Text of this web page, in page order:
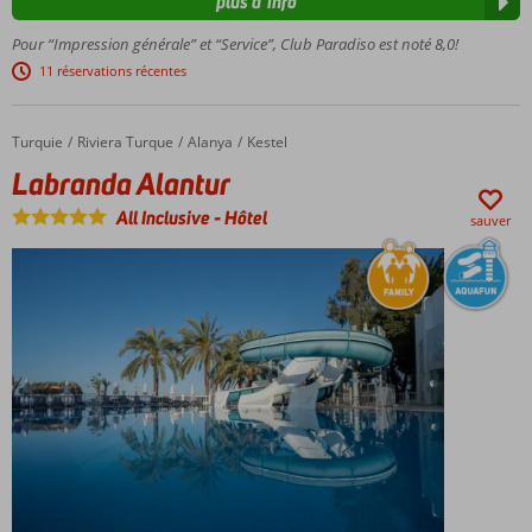
toboggans
Animation
grands
Service
de
navette
des
années
!
Pour “Impression générale” et “Service”, Club Paradiso est noté 8,0!
11 réservations récentes
Accueil
Turquie Riviera Turque Alanya Kestel
Labranda Alantur
Labranda Alantur
All Inclusive-Hôtel sauver